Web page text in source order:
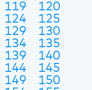
119
120
124
125
129
130
134
135
139
140
144
145
149
150